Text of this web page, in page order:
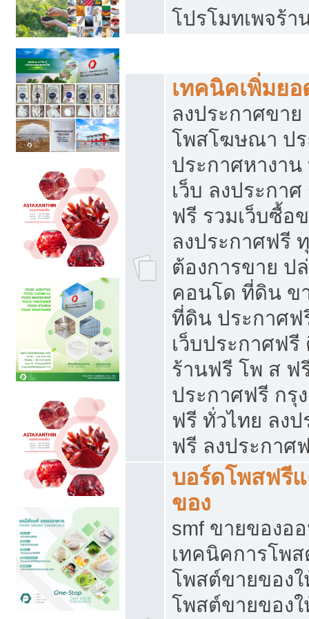
โปรโมทเพจร้า
เทคนิคเพิ่มย
ลงประกาศขา
โพสโฆษณา ป
ประกาศหางา
เว็บ ลงประกา
ฟรี รวมเว็บซื้อ
ลงประกาศฟรี
ต้องการขาย ป
คอนโด ที่ดิน ข
ที่ดิน ประกาศฟ
เว็บประกาศฟ
ร้านฟรี โพ ส ฟ
ประกาศฟรี กรุ
ฟรี ทั่วไทย ลง
ฟรี ลงประกาศ
บอร์ดโพสฟรี
ของ
smf ขายของอ
เทคนิคการโพ
โพสต์ขายของ
โพสต์ขายของ